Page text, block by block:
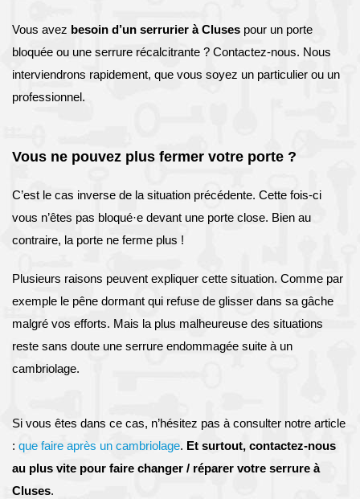
Vous avez besoin d’un serrurier à Cluses pour un porte
bloquée ou une serrure récalcitrante ? Contactez-nous. Nous
interviendrons rapidement, que vous soyez un particulier ou un
professionnel.
Vous ne pouvez plus fermer votre porte ?
C’est le cas inverse de la situation précédente. Cette fois-ci
vous n’êtes pas bloqué·e devant une porte close. Bien au
contraire, la porte ne ferme plus !
Plusieurs raisons peuvent expliquer cette situation. Comme par
exemple le pêne dormant qui refuse de glisser dans sa gâche
malgré vos efforts. Mais la plus malheureuse des situations
reste sans doute une serrure endommagée suite à un
cambriolage.
Si vous êtes dans ce cas, n’hésitez pas à consulter notre article
: que faire après un cambriolage. Et surtout, contactez-nous
au plus vite pour faire changer / réparer votre serrure à
Cluses.